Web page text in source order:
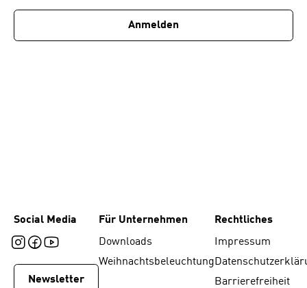
Anmelden
Social Media
Newsletter
Für Unternehmen
Downloads
Weihnachtsbeleuchtung
Rechtliches
Impressum
Barrierefreiheit